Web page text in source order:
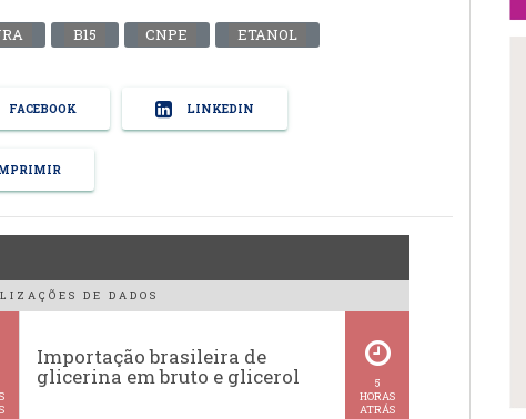
B15 CNPE ETANOL
FACEBOOK LINKEDIN
DE DADOS
Importação brasileira de
glicerina em bruto e glicerol
5
HORAS
ATRÁS